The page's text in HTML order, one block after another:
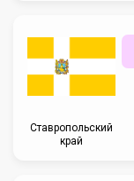
Ставропольский
край